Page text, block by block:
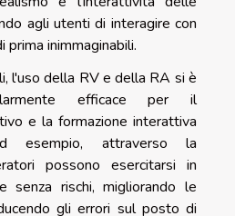
agli utenti di interagire con
inimmaginabili.
l'uso della RV e della RA si è
efficace per il
e la formazione interattiva
esempio, attraverso la
possono esercitarsi in
senza rischi, migliorando le
gli errori sul posto di